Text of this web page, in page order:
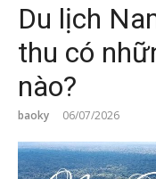
Du lịch
thu có
nào?
baoky 06/07/2026